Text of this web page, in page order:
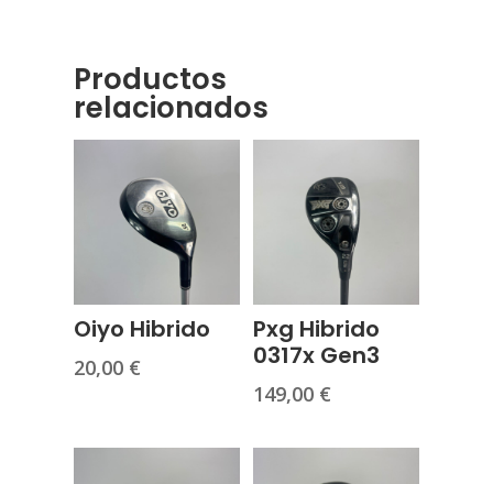
Productos
relacionados
Oiyo Hibrido
20,00 €
Pxg Hibrido
0317x Gen3
149,00 €